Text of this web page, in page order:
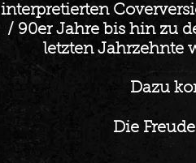
interpretierten
/ 90er Jahre bis hin zu
letzten Jahrzehnte
Dazu
Die